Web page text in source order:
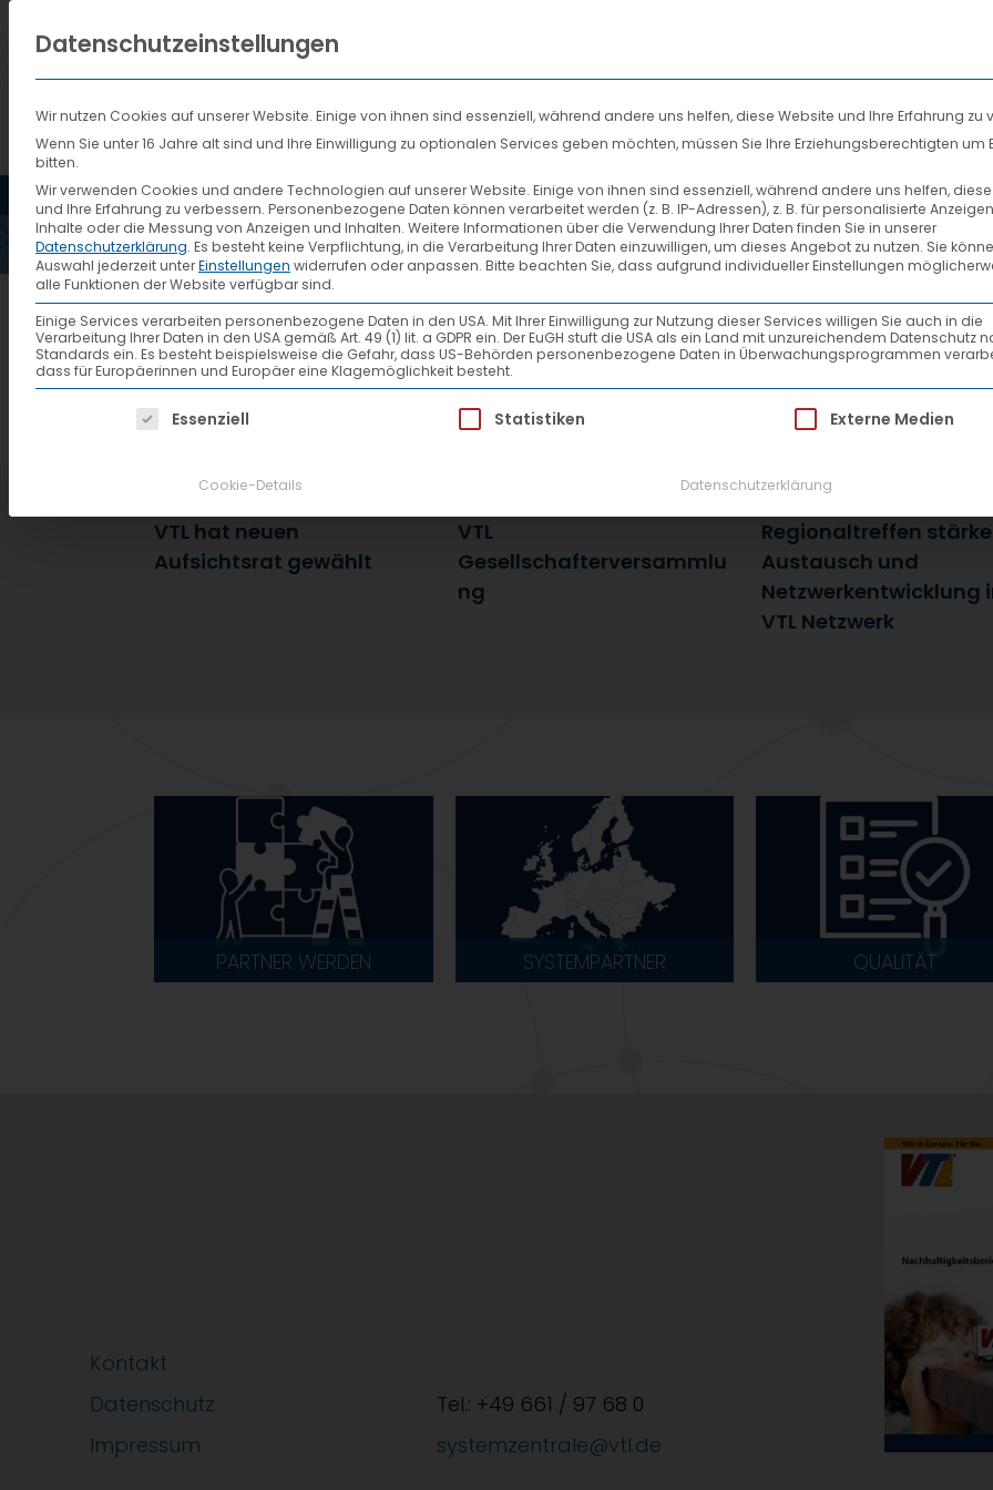
HOME AKTUELLES VTL DIENSTLEISTUNGEN SYSTEMPARTNER
NACHHALTIGKEITSBERICHT
COVER
VTL hat neuen
Aufsichtsrat gewählt
VTL
Gesellschafterversammlu
ng
25. Juni 2026
Regionaltreffen
Austausch und
Netzwerkentwicklung
VTL Netzwerk
PARTNER WERDEN SYSTEMPARTNER QUALITÄT
Kontakt
Datenschutz
Impressum
Tel.: +49 661 / 97 68 0
systemzentrale@vtl.de
Datenschutzeinstellungen
Wir nutzen Cookies auf unserer Website. Einige von ihnen sind essenziell, während andere uns helfen, diese Website und Ihre Erfahrung zu
Wenn Sie unter 16 Jahre alt sind und Ihre Einwilligung zu optionalen Services geben möchten, müssen Sie Ihre Erziehungsberechtigten um
bitten.
Wir verwenden Cookies und andere Technologien auf unserer Website. Einige von ihnen sind essenziell, während andere uns helfen,
und Ihre Erfahrung zu verbessern. Personenbezogene Daten können verarbeitet werden (z. B. IP-Adressen), z. B. für personalisierte
Inhalte oder die Messung von Anzeigen und Inhalten. Weitere Informationen über die Verwendung Ihrer Daten finden Sie in unserer
Datenschutzerklärung. Es besteht keine Verpflichtung, in die Verarbeitung Ihrer Daten einzuwilligen, um dieses Angebot zu nutzen. Sie
Auswahl jederzeit unterEinstellungen widerrufen oder anpassen. Bitte beachten Sie, dass aufgrund individueller Einstellungen
alle Funktionen der Website verfügbar sind.
Einige Services verarbeiten personenbezogene Daten in den USA. Mit Ihrer Einwilligung zur Nutzung dieser Services willigen Sie auch in die
Verarbeitung Ihrer Daten in den USA gemäß Art. 49 (1) lit. a GDPR ein. Der EuGH stuft die USA als ein Land mit unzureichendem Datenschutz
Standards ein. Es besteht beispielsweise die Gefahr, dass US-Behörden personenbezogene Daten in Überwachungsprogrammen
dass für Europäerinnen und Europäer eine Klagemöglichkeit besteht.
Es folgt eine Liste der Service-Gruppen, für die eine Einwilligung erteilt werden
Essenziell Statistiken Externe Medien
Cookie-Details Datenschutzerklärung